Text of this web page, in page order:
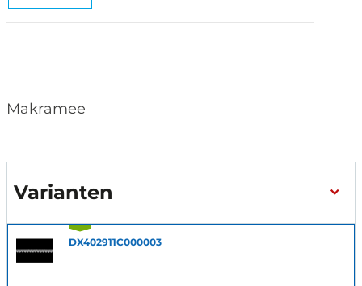
Makramee
Varianten
DX402911C000003